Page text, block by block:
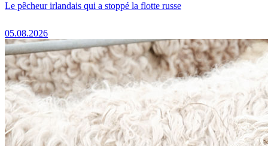
Le pêcheur irlandais qui a stoppé la flotte russe
05.08.2026